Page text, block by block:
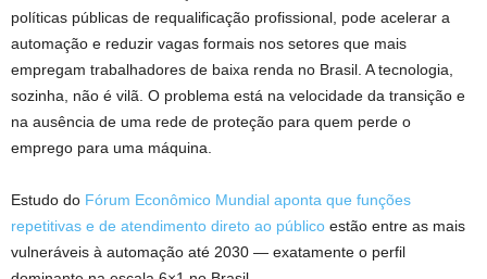
políticas públicas de requalificação profissional, pode acelerar a
automação e reduzir vagas formais nos setores que mais
empregam trabalhadores de baixa renda no Brasil. A tecnologia,
sozinha, não é vilã. O problema está na velocidade da transição e
na ausência de uma rede de proteção para quem perde o
emprego para uma máquina.
Estudo do Fórum Econômico Mundial aponta que funções
repetitivas e de atendimento direto ao público estão entre as mais
vulneráveis à automação até 2030 — exatamente o perfil